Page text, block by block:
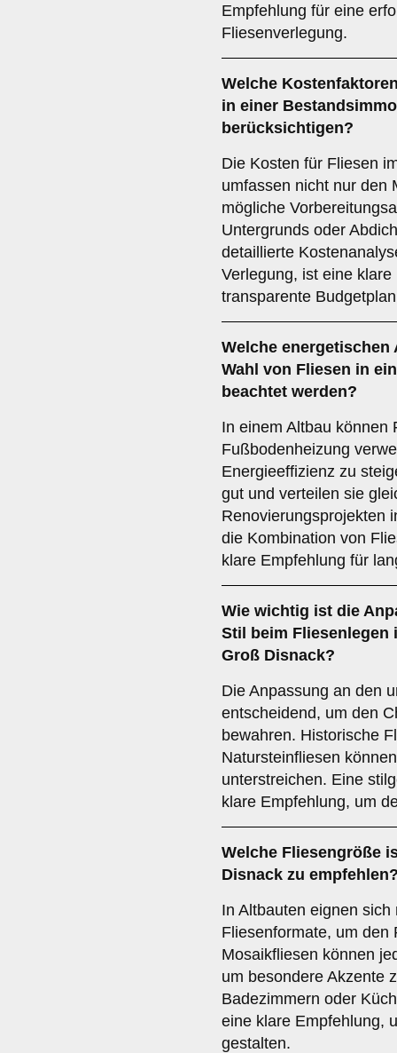
Empfehlung für eine
Fliesenverlegung.
Welche
in einer
berücksichtigen?
Die Kosten für Fliesen
umfassen nicht nur den
mögliche
Untergrunds oder
detaillierte
Verlegung, ist eine
transparente
Welche energetischen
Wahl von Fliesen in
beachtet werden?
In einem Altbau können
Fußbodenheizung
Energieeffizienz zu
gut und verteilen sie
Renovierungsprojekten
die Kombination von
klare Empfehlung für
Wie wichtig ist die
Stil
beim
Groß Disnack?
Die Anpassung an den
entscheidend, um den
bewahren. Historische
Natursteinfliesen
unterstreichen. Eine
klare Empfehlung, um
Welche Fliesengröße
Disnack zu
In Altbauten eignen
Fliesenformate, um den
Mosaikfliesen können
um besondere Akzente
Badezimmern oder
eine klare Empfehlung,
gestalten.